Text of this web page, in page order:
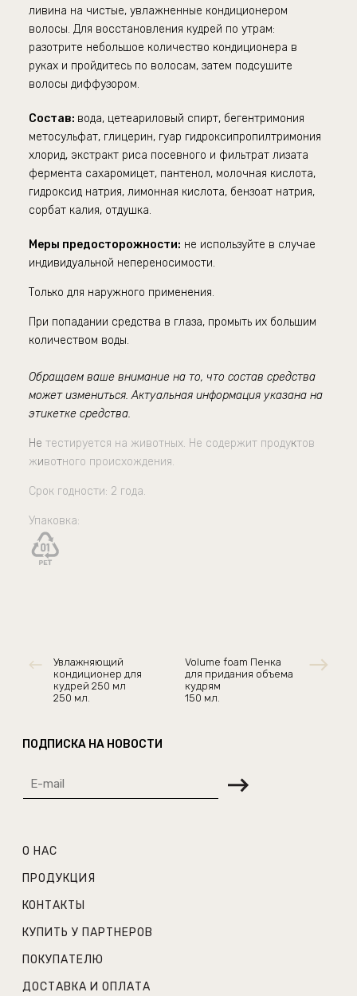
ливина на чистые, увлажненные кондиционером
волосы. Для восстановления кудрей по утрам:
разотрите небольшое количество кондиционера в
руках и пройдитесь по волосам, затем подсушите
волосы диффузором.
Состав: вода, цетеариловый спирт, бегентримония
метосульфат, глицерин, гуар гидроксипропилтримония
хлорид, экстракт риса посевного и фильтрат лизата
фермента сахаромицет, пантенол, молочная кислота,
гидроксид натрия, лимонная кислота, бензоат натрия,
сорбат калия, отдушка.
Меры предосторожности: не используйте в случае
индивидуальной непереносимости.
Только для наружного применения.
При попадании средства в глаза, промыть их большим
количеством воды.
Обращаем ваше внимание на то, что состав средства
может измениться. Актуальная информация указана на
этикетке средства.
Не тестируется на животных. Не содержит продуктов
животного происхождения.
Срок годности: 2 года.
Упаковка:
Увлажняющий
кондиционер для
кудрей 250 мл
250 мл.
Volume foam Пенка
для придания объема
кудрям
150 мл.
О НАС
ПРОДУКЦИЯ
КОНТАКТЫ
КУПИТЬ У ПАРТНЕРОВ
ПОКУПАТЕЛЮ
ДОСТАВКА И ОПЛАТА
ПОДПИСКА НА НОВОСТИ